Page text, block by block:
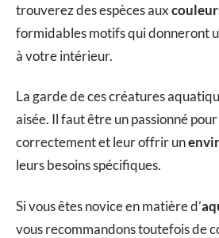
trouverez des espèces aux
formidables motifs qui donneront
à votre intérieur.
La garde de ces créatures
aisée. Il faut être un passionné pour
correctement et leur offrir un
leurs besoins spécifiques.
Si vous êtes novice en matière d’
vous recommandons toutefois de